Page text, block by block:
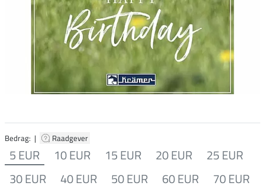
Bedrag: | Raadgever
5 EUR 10 EUR 15 EUR 20 EUR
25 EUR
30 EUR
40 EUR 50 EUR 60 EUR
70 EUR